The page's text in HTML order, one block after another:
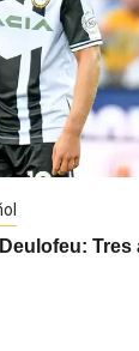
Tres